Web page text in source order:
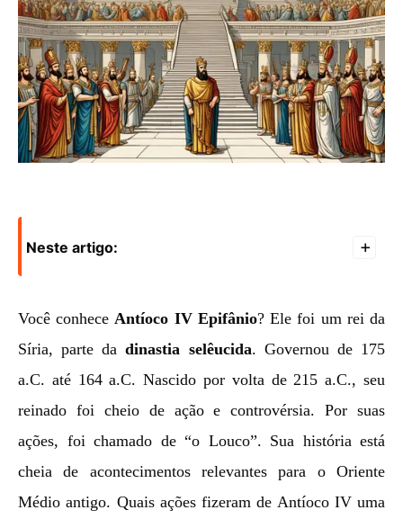
Neste artigo: +
Você conhece Antíoco IV Epifânio? Ele foi um rei da
Síria, parte dadinastia selêucida. Governou de 175
a.C. até 164 a.C. Nascido por volta de 215 a.C., seu
reinado foi cheio de ação e controvérsia. Por suas
ações, foi chamado de “o Louco”. Sua história está
cheia de acontecimentos relevantes para o Oriente
Médio antigo. Quais ações fizeram de Antíoco IV uma